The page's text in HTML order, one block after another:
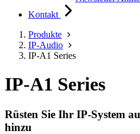
Kontakt
Produkte
IP-Audio
IP-A1 Series
IP-A1 Series
Rüsten Sie Ihr IP-System
hinzu